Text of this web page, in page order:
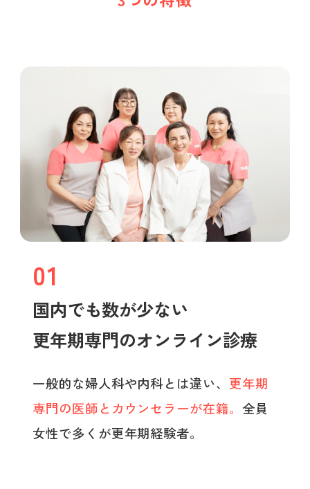
01
国内でも数が少ない
更年期専門のオンライン診療
一般的な婦人科や内科とは違い、 更年期
専門の医師とカウンセラーが在籍。 全員
女性で多くが更年期経験者。